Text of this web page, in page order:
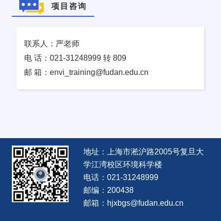
项目咨询
联系人：严老师
电 话：021-31248999 转 809
邮 箱：envi_training@fudan.edu.cn
地址：上海市淞沪路2005号复旦大
学江湾校区环境科学楼
电话：021-31248999
邮编：200438
邮箱：hjxbgs@fudan.edu.cn